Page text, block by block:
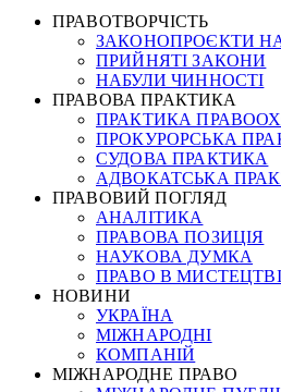
ПРАВОТВОРЧІСТЬ
ЗАКОНОПРОЄКТИ НА
ПРИЙНЯТІ ЗАКОНИ
НАБУЛИ ЧИННОСТІ
ПРАВОВА ПРАКТИКА
ПРАКТИКА
ПРОКУРОРСЬКА
СУДОВА ПРАКТИКА
АДВОКАТСЬКА
ПРАВОВИЙ ПОГЛЯД
АНАЛІТИКА
ПРАВОВА ПОЗИЦІЯ
НАУКОВА ДУМКА
ПРАВО В МИСТЕЦТВІ
НОВИНИ
УКРАЇНА
МІЖНАРОДНІ
КОМПАНІЙ
МІЖНАРОДНЕ ПРАВО